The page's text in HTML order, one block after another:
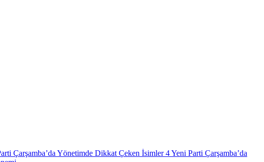
Çarşamba’da Yönetimde Dikkat Çeken İsimler 4Yeni Parti Çarşamba’da